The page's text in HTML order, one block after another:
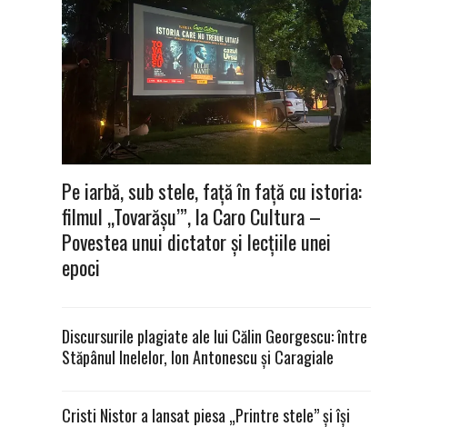
Pe iarbă, sub stele, față în față cu istoria:
filmul „Tovarășu’”, la Caro Cultura –
Povestea unui dictator și lecțiile unei
epoci
Discursurile plagiate ale lui Călin Georgescu: între
Stăpânul Inelelor, Ion Antonescu și Caragiale
Cristi Nistor a lansat piesa „Printre stele” și își